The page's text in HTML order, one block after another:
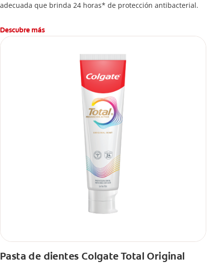
adecuada que brinda 24 horas* de protección antibacterial.
Descubre más
Pasta de dientes Colgate Total Original